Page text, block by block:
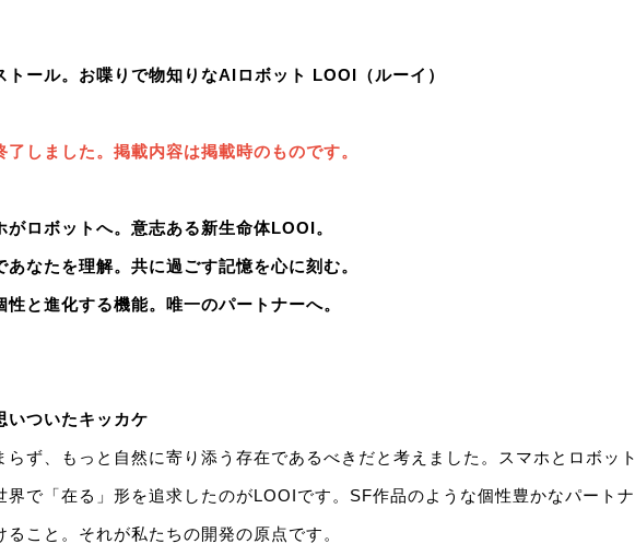
トール。お喋りで物知りなAIロボット LOOI（ルーイ）
しました。掲載内容は掲載時のものです。
がロボットへ。意志ある新生命体LOOI。
あなたを理解。共に過ごす記憶を心に刻む。
性と進化する機能。唯一のパートナーへ。
いついたキッカケ
ず、もっと自然に寄り添う存在であるべきだと考えました。スマホとロボット
界で「在る」形を追求したのがLOOIです。SF作品のような個性豊かなパートナ
こと。それが私たちの開発の原点です。